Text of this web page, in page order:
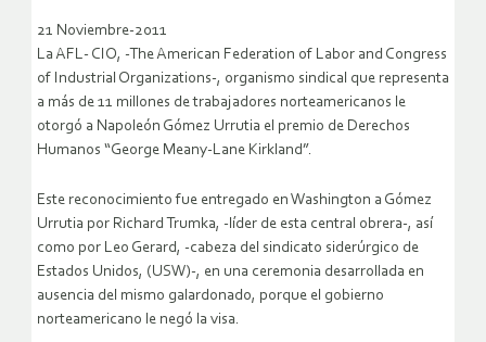
21 Noviembre-2011
La AFL- CIO, -The American Federation of Labor and Congress
of Industrial Organizations-, organismo sindical que representa
a más de 11 millones de trabajadores norteamericanos le
otorgó a Napoleón Gómez Urrutia el premio de Derechos
Humanos “George Meany-Lane Kirkland”.
Este reconocimiento fue entregado en Washington a Gómez
Urrutia por Richard Trumka, -líder de esta central obrera-, así
como por Leo Gerard, -cabeza del sindicato siderúrgico de
Estados Unidos, (USW)-, en una ceremonia desarrollada en
ausencia del mismo galardonado, porque el gobierno
norteamericano le negó la visa.